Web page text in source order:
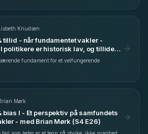
Knudsen
tillid - når fundamentet vakler -
politikere er historisk lav, og tilliden
instanser bevæger sig i en lige så
retning - med Lisbeth Knudsen
fundament for et velfungerende
Mørk
bias I - Et perspektiv på samfundets
- med Brian Mørk (S4 E26)